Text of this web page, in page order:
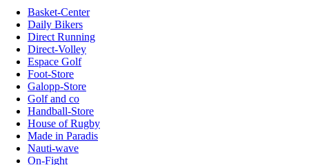
Basket-Center
Daily Bikers
Direct Running
Direct-Volley
Espace Golf
Foot-Store
Galopp-Store
Golf and co
Handball-Store
House of Rugby
Made in Paradis
Nauti-wave
On-Fight